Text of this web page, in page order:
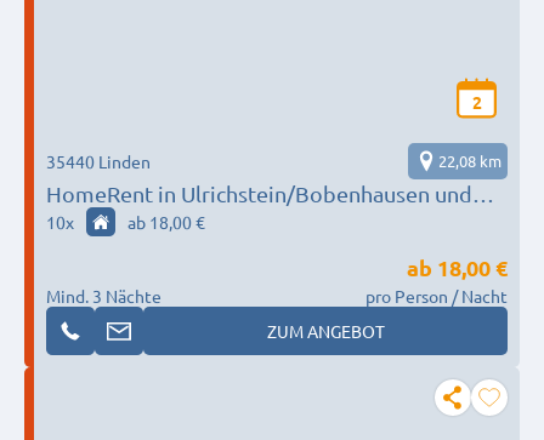
2
HomeRent in Ulrichstein/Bobenhausen und
Umgebung
35440 Linden 22,08 km
10x ab 18,00 €
Mind. 3 Nächte
ab 18,00 €
pro Person / Nacht
ZUM ANGEBOT